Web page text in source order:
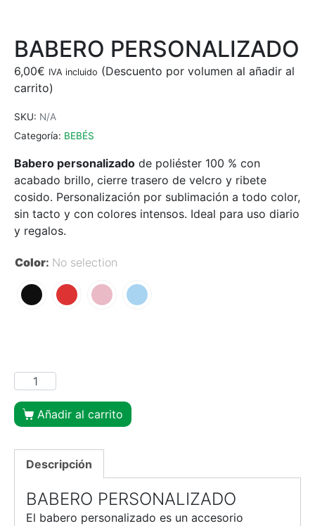
BABERO PERSONALIZADO
6,00€ IVA incluido
SKU: N/A
Categoría: BEBÉS
Babero personalizado de poliéster 100 % con
acabado brillo, cierre trasero de velcro y ribete
cosido. Personalización por sublimación a todo color,
sin tacto y con colores intensos. Ideal para uso diario
y regalos.
Color: No selection
Añadir al carrito
Descripción
BABERO PERSONALIZADO
El babero personalizado es un accesorio